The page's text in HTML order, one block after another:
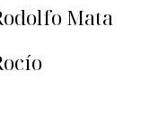
Mata